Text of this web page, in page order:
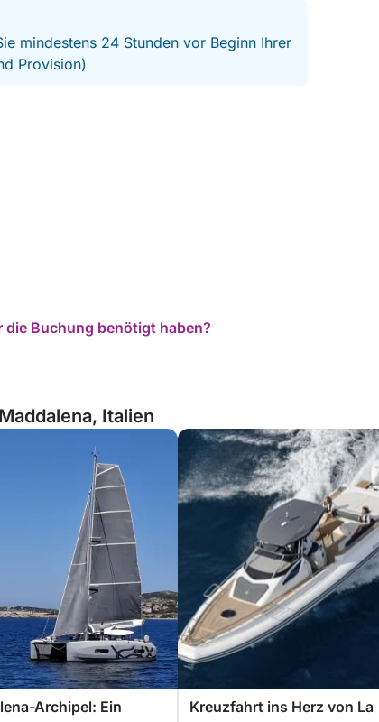
mindestens 24 Stunden vor Beginn Ihrer
Provision)
die Buchung benötigt haben?
Italien
Archipel: Ein
Kreuzfahrt ins Herz von La